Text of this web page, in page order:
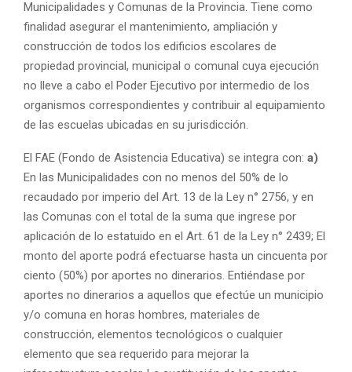
Municipalidades y Comunas de la Provincia. Tiene como
finalidad asegurar el mantenimiento, ampliación y
construcción de todos los edificios escolares de
propiedad provincial, municipal o comunal cuya ejecución
no lleve a cabo el Poder Ejecutivo por intermedio de los
organismos correspondientes y contribuir al equipamiento
de las escuelas ubicadas en su jurisdicción.
El FAE (Fondo de Asistencia Educativa) se integra con: a)
En las Municipalidades con no menos del 50% de lo
recaudado por imperio del Art. 13 de la Ley n° 2756, y en
las Comunas con el total de la suma que ingrese por
aplicación de lo estatuido en el Art. 61 de la Ley n° 2439; El
monto del aporte podrá efectuarse hasta un cincuenta por
ciento (50%) por aportes no dinerarios. Entiéndase por
aportes no dinerarios a aquellos que efectúe un municipio
y/o comuna en horas hombres, materiales de
construcción, elementos tecnológicos o cualquier
elemento que sea requerido para mejorar la